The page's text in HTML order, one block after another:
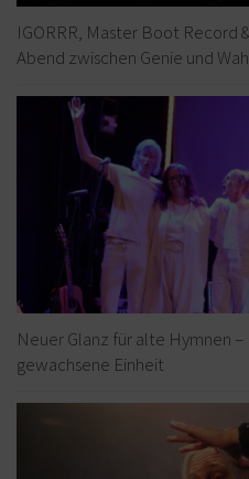
IGORRR, Master Boot Record
Abend zwischen Genie und
Neuer Glanz für alte Hymnen
gewachsene Einheit